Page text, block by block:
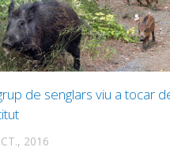
de senglars viu a tocar
2016